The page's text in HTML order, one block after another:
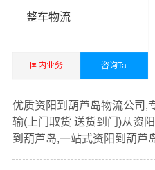
运运输服务。
整车物流
国内业务 咨询Ta
优质资阳到葫芦岛物流公司,
输(上门取货 送货到门)从资
到葫芦岛,一站式资阳到葫芦